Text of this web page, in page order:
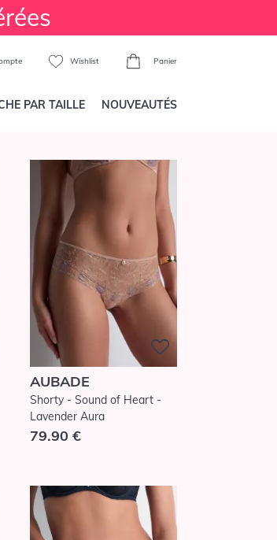
Wishlist Panier
PAR TAILLE NOUVEAUTÉS
AUBADE
Shorty - Sound of Heart -
Lavender Aura
79.90 €